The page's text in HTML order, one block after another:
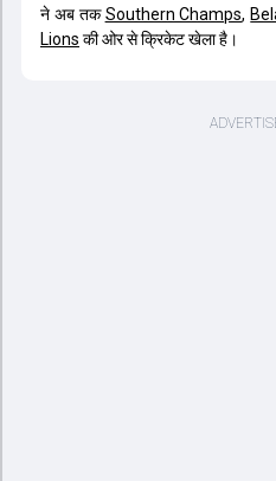
ने अब तकSouthern Champs,
Lions की ओर से क्रिकेट खेला है।